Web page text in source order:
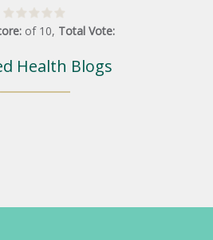
of 10, Total Vote:
Health Blogs